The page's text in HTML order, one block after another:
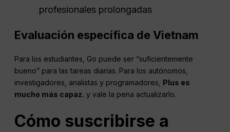
profesionales prolongadas
Evaluación específica de Vietnam
Para los estudiantes, Go puede ser “suficientemente
bueno” para las tareas diarias. Para los autónomos,
investigadores, analistas y programadores, Plus es
mucho más capaz. y vale la pena actualizarlo.
Cómo suscribirse a